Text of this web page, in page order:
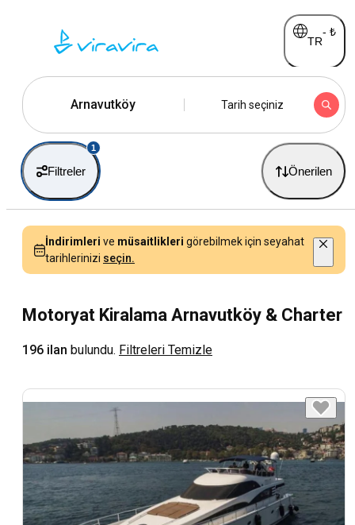
TR
- ₺
Arnavutköy Tarih seçiniz
Filtreler
1
Önerilen
İndirimleri ve müsaitlikleri görebilmek için seyahat
tarihlerinizi seçin.
Motoryat Kiralama Arnavutköy & Charter
196 ilan bulundu. Filtreleri Temizle